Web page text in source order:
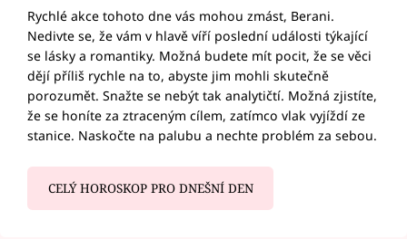
Rychlé akce tohoto dne vás mohou zmást, Berani.
Nedivte se, že vám v hlavě víří poslední události týkající
se lásky a romantiky. Možná budete mít pocit, že se věci
dějí příliš rychle na to, abyste jim mohli skutečně
porozumět. Snažte se nebýt tak analytičtí. Možná zjistíte,
že se honíte za ztraceným cílem, zatímco vlak vyjíždí ze
stanice. Naskočte na palubu a nechte problém za sebou.
CELÝ HOROSKOP PRO DNEŠNÍ DEN